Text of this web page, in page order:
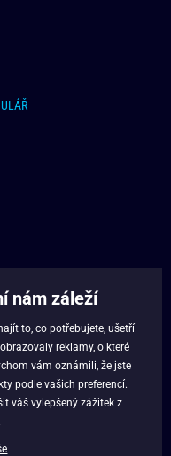
nám záleží
to, co potřebujete, ušetří
reklamy, o které
vám oznámili, že jste
podle vašich preferencí.
váš vylepšený zážitek z